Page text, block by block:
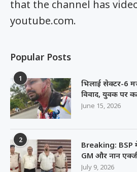
that the channel has
youtube.com.
Popular Posts
1
भिलाई सेक्टर-6
विवाद, युवक पर
June 15, 2026
2
Breaking: BSP
GM और नान
July 9, 2026